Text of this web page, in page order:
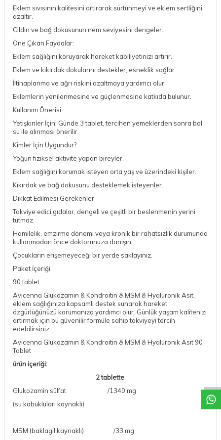
Eklem sıvısının kalitesini artırarak sürtünmeyi ve eklem sertliğini
azaltır.
Cildin ve bağ dokusunun nem seviyesini dengeler.
Öne Çıkan Faydalar:
Eklem sağlığını koruyarak hareket kabiliyetinizi artırır.
Eklem ve kıkırdak dokularını destekler, esneklik sağlar.
İltihaplanma ve ağrı riskini azaltmaya yardımcı olur.
Eklemlerin yenilenmesine ve güçlenmesine katkıda bulunur.
Kullanım Önerisi
Yetişkinler İçin: Günde 3 tablet, tercihen yemeklerden sonra bol
su ile alınması önerilir.
Kimler İçin Uygundur?
Yoğun fiziksel aktivite yapan bireyler.
Eklem sağlığını korumak isteyen orta yaş ve üzerindeki kişiler.
Kıkırdak ve bağ dokusunu desteklemek isteyenler.
Dikkat Edilmesi Gerekenler
Takviye edici gıdalar, dengeli ve çeşitli bir beslenmenin yerini
tutmaz.
Hamilelik, emzirme dönemi veya kronik bir rahatsızlık durumunda
kullanmadan önce doktorunuza danışın.
Çocukların erişemeyeceği bir yerde saklayınız.
Paket İçeriği
90 tablet
Avicenna Glukozamin & Kondroitin & MSM & Hyaluronik Asit,
eklem sağlığınıza kapsamlı destek sunarak hareket
özgürlüğünüzü korumanıza yardımcı olur. Günlük yaşam kalitenizi
artırmak için bu güvenilir formüle sahip takviyeyi tercih
edebilirsiniz.
Avicenna Glukozamin & Kondroitin & MSM & Hyaluronik Asit 90
Tablet
ürün içeriği:
2 tablette
Glukozamin sülfat /1340 mg
(su kabukluları kaynaklı)
---------------------------------------------------------------
MSM (baklagil kaynaklı) /33 mg